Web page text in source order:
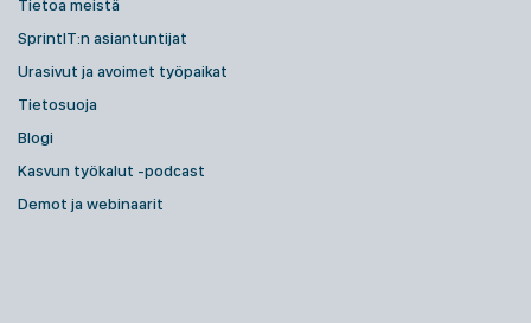
Tietoa meistä
SprintIT:n asiantuntijat
Urasivut ja avoimet työpaikat
Tietosuoja
Blogi
Kasvun työkalut -podcast
Demot ja webinaarit